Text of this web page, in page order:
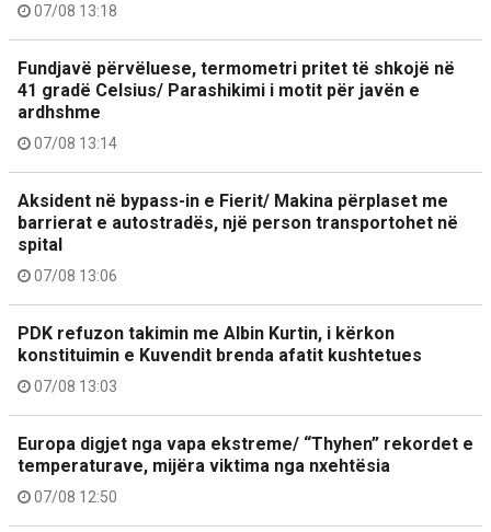
07/08 13:18
Fundjavë përvëluese, termometri pritet të shkojë në
41 gradë Celsius/ Parashikimi i motit për javën e
ardhshme
07/08 13:14
Aksident në bypass-in e Fierit/ Makina përplaset me
barrierat e autostradës, një person transportohet në
spital
07/08 13:06
PDK refuzon takimin me Albin Kurtin, i kërkon
konstituimin e Kuvendit brenda afatit kushtetues
07/08 13:03
Europa digjet nga vapa ekstreme/ “Thyhen” rekordet e
temperaturave, mijëra viktima nga nxehtësia
07/08 12:50